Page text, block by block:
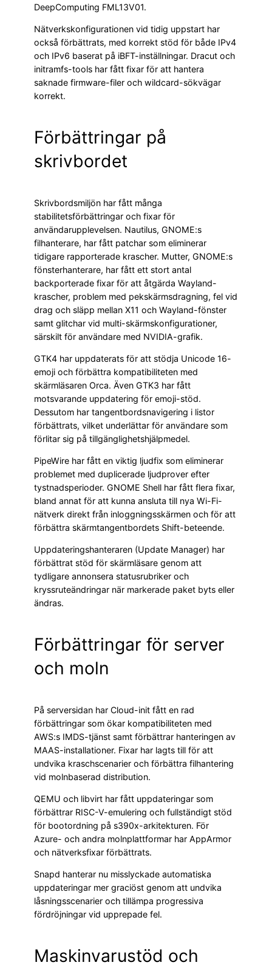
DeepComputing FML13V01.
Nätverkskonfigurationen vid tidig uppstart har
också förbättrats, med korrekt stöd för både IPv4
och IPv6 baserat på iBFT-inställningar. Dracut och
initramfs-tools har fått fixar för att hantera
saknade firmware-filer och wildcard-sökvägar
korrekt.
Förbättringar på
skrivbordet
Skrivbordsmiljön har fått många
stabilitetsförbättringar och fixar för
användarupplevelsen. Nautilus, GNOME:s
filhanterare, har fått patchar som eliminerar
tidigare rapporterade krascher. Mutter, GNOME:s
fönsterhanterare, har fått ett stort antal
backporterade fixar för att åtgärda Wayland-
krascher, problem med pekskärmsdragning, fel vid
drag och släpp mellan X11 och Wayland-fönster
samt glitchar vid multi-skärmskonfigurationer,
särskilt för användare med NVIDIA-grafik.
GTK4 har uppdaterats för att stödja Unicode 16-
emoji och förbättra kompatibiliteten med
skärmläsaren Orca. Även GTK3 har fått
motsvarande uppdatering för emoji-stöd.
Dessutom har tangentbordsnavigering i listor
förbättrats, vilket underlättar för användare som
förlitar sig på tillgänglighetshjälpmedel.
PipeWire har fått en viktig ljudfix som eliminerar
problemet med duplicerade ljudprover efter
tystnadsperioder. GNOME Shell har fått flera fixar,
bland annat för att kunna ansluta till nya Wi-Fi-
nätverk direkt från inloggningsskärmen och för att
förbättra skärmtangentbordets Shift-beteende.
Uppdateringshanteraren (Update Manager) har
förbättrat stöd för skärmläsare genom att
tydligare annonsera statusrubriker och
kryssruteändringar när markerade paket byts eller
ändras.
Förbättringar för server
och moln
På serversidan har Cloud-init fått en rad
förbättringar som ökar kompatibiliteten med
AWS:s IMDS-tjänst samt förbättrar hanteringen av
MAAS-installationer. Fixar har lagts till för att
undvika kraschscenarier och förbättra filhantering
vid molnbaserad distribution.
QEMU och libvirt har fått uppdateringar som
förbättrar RISC-V-emulering och fullständigt stöd
för bootordning på s390x-arkitekturen. För
Azure- och andra molnplattformar har AppArmor
och nätverksfixar förbättrats.
Snapd hanterar nu misslyckade automatiska
uppdateringar mer graciöst genom att undvika
låsningsscenarier och tillämpa progressiva
fördröjningar vid upprepade fel.
Maskinvarustöd och